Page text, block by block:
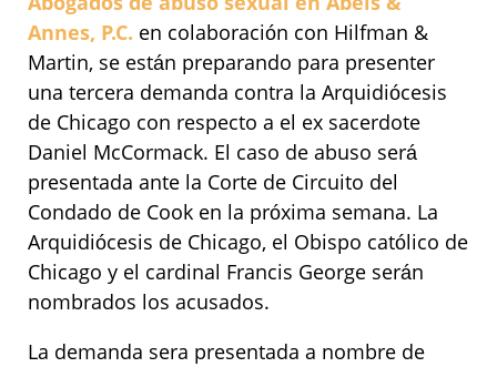
Annes, P.C. en colaboración con Hilfman &
Martin, se están preparando para presenter
una tercera demanda contra la Arquidiócesis
de Chicago con respecto a el ex sacerdote
Daniel McCormack. El caso de abuso será
presentada ante la Corte de Circuito del
Condado de Cook en la próxima semana. La
Arquidiócesis de Chicago, el Obispo católico de
Chicago y el cardinal Francis George serán
nombrados los acusados.
La demanda sera presentada a nombre de